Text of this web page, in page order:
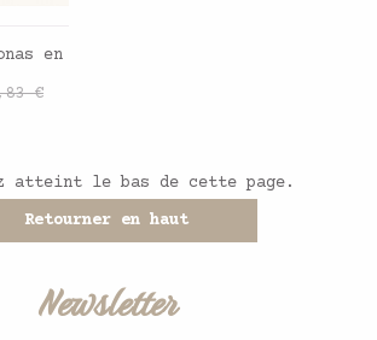
PANIER
en
de base
€
atteint le bas de cette page.
Retourner en haut
Newsletter